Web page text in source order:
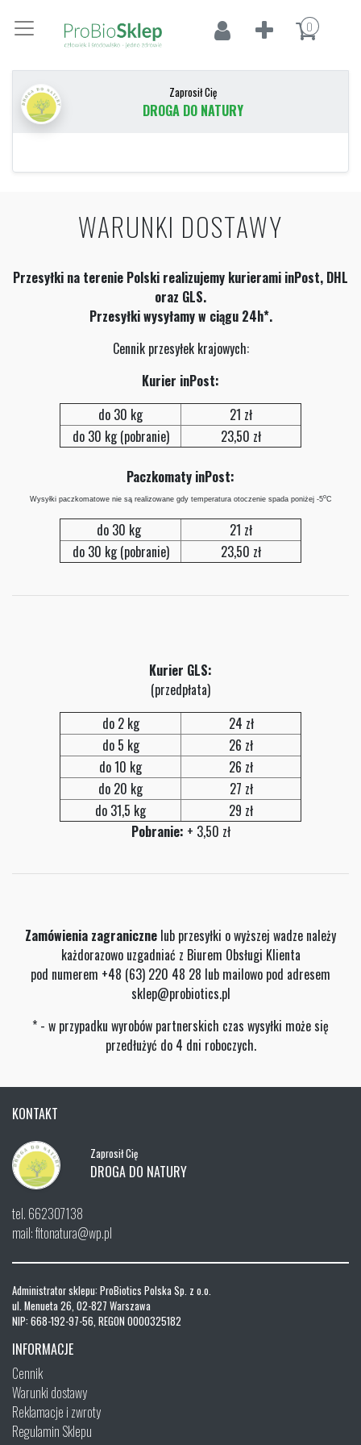
0
Zaprosił Cię
DROGA DO NATURY
WARUNKI DOSTAWY
Przesyłki na terenie Polski realizujemy kurierami inPost, DHL
oraz GLS.
Przesyłki wysyłamy w ciągu 24h*.
Cennik przesyłek krajowych:
Kurier inPost:
do 30 kg
21 zł
do 30 kg (pobranie)
23,50 zł
Paczkomaty inPost:
Wysyłki paczkomatowe nie są realizowane gdy temperatura otoczenie spada poniżej -5oC
do 30 kg
21 zł
do 30 kg (pobranie)
23,50 zł
Kurier GLS:
(przedpłata)
do 2 kg
24 zł
do 5 kg
26 zł
do 10 kg
26 zł
do 20 kg
27 zł
do 31,5 kg
29 zł
Pobranie: + 3,50 zł
Zamówienia zagraniczne lub przesyłki o wyższej wadze należy
każdorazowo uzgadniać z Biurem Obsługi Klienta
pod numerem +48 (63) 220 48 28 lub mailowo pod adresem
sklep@probiotics.pl
* - w przypadku wyrobów partnerskich czas wysyłki może się
przedłużyć do 4 dni roboczych.
KONTAKT
Zaprosił Cię
DROGA DO NATURY
tel. 662307138
mail: fitonatura@wp.pl
Administrator sklepu: ProBiotics Polska Sp. z o.o.
ul. Menueta 26, 02-827 Warszawa
NIP: 668-192-97-56, REGON 0000325182
INFORMACJE
Cennik
Warunki dostawy
Reklamacje i zwroty
Regulamin Sklepu